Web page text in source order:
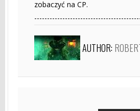
zobaczyć na CP.
AUTHOR: